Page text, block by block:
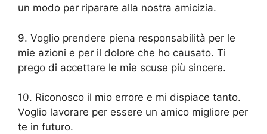
un modo per riparare alla nostra amicizia.
9. Voglio prendere piena responsabilità per le
mie azioni e per il dolore che ho causato. Ti
prego di accettare le mie scuse più sincere.
10. Riconosco il mio errore e mi dispiace tanto.
Voglio lavorare per essere un amico migliore per
te in futuro.